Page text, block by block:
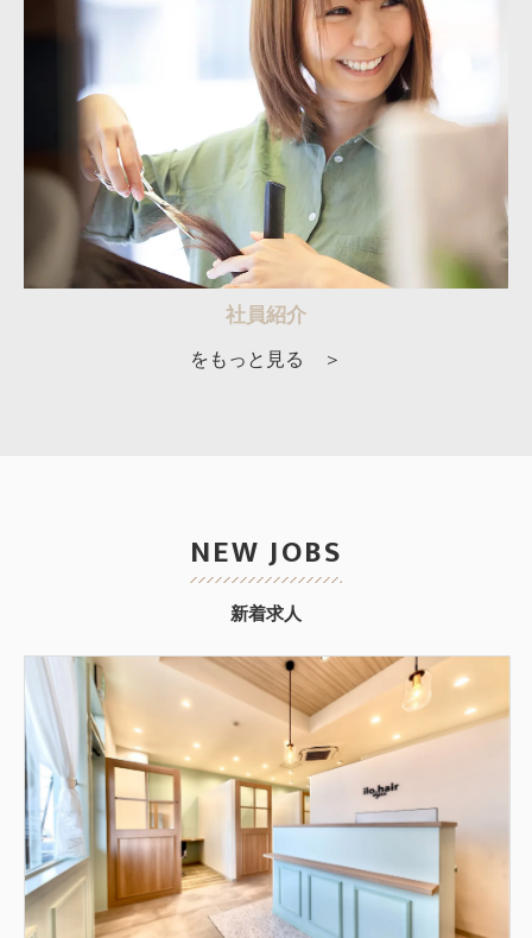
社員紹介
をもっと見る ＞
新着求人
NEW JOBS